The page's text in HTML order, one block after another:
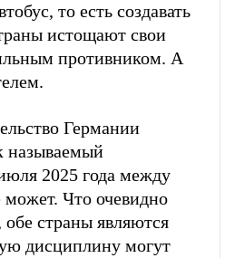
то есть создавать
истощают свои
противником. А
Германии
называемый
2025 года между
Что очевидно
страны являются
дисциплину могут